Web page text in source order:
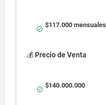
$117.000 mensuales
💰 Precio de Venta
$140.000.000